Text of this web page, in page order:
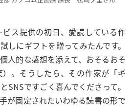
ス提供の初日、愛読している作
しにギフトを贈ってみたんです。
人的な感想を添えて、おそるおそ
。そうしたら、その作家が「ギ
SNSですごく喜んでくださって。
が固定されたいわゆる読書の形で